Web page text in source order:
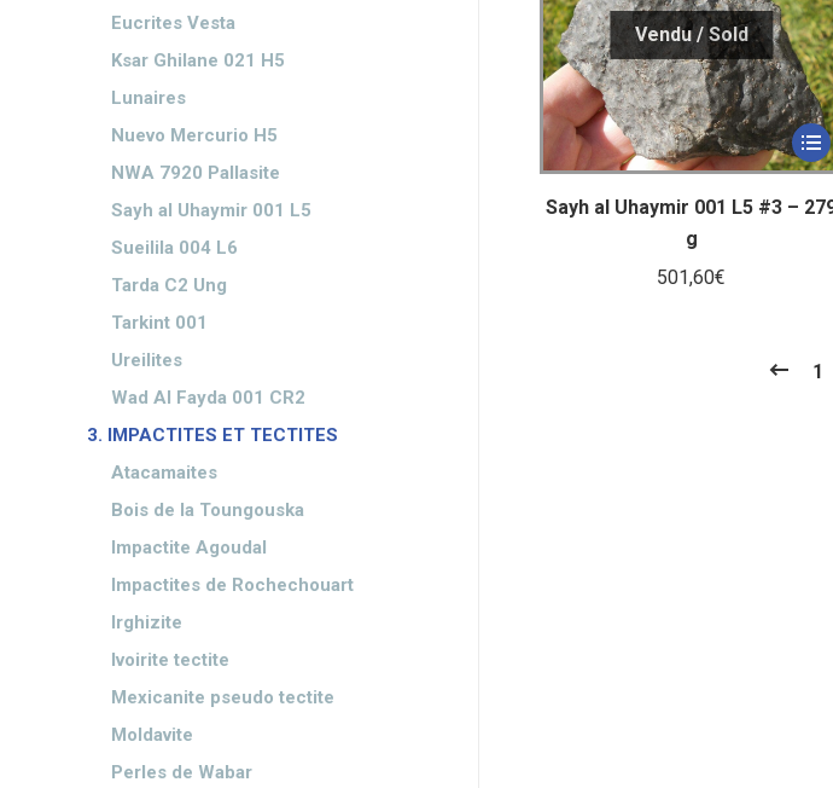
Sayh al Uhaymir 001 L5 #3 –
g
501,60€
1
Eucrites Vesta
Ksar Ghilane 021 H5
Lunaires
Nuevo Mercurio H5
NWA 7920 Pallasite
Sayh al Uhaymir 001 L5
Sueilila 004 L6
Tarda C2 Ung
Tarkint 001
Ureilites
Wad Al Fayda 001 CR2
3. IMPACTITES ET TECTITES
Atacamaites
Bois de la Toungouska
Impactite Agoudal
Impactites de Rochechouart
Irghizite
Ivoirite tectite
Mexicanite pseudo tectite
Moldavite
Perles de Wabar